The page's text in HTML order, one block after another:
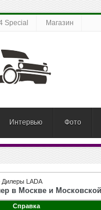
Special Магазин
Интервью Фото
Дилеры LADA
в Москве и
Справка